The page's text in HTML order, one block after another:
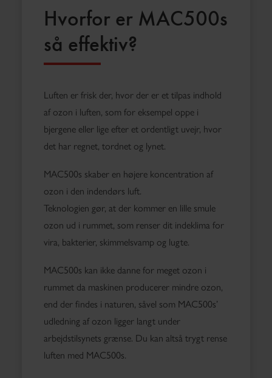
Hvorfor er MAC500s
så effektiv?
Luften er frisk der, hvor der er et tilpas indhold
af ozon i luften, som for eksempel oppe i
bjergene eller lige efter et ordentligt uvejr, hvor
det har regnet, tordnet og lynet.
MAC500s skaber en højere koncentration af
ozon i den indendørs luft.
Teknologien gør, at der kommer en lille smule
ozon ud i rummet, som renser dit indeklima for
vira, bakterier, skimmelsvamp og lugte.
MAC500s kan ikke danne for meget ozon i
rummet da maskinen producerer mindre ozon,
end der findes i naturen, såvel som MAC500s’
udledning af ozon ligger langt under
arbejdstilsynets grænse. Du kan altså trygt rense
luften med MAC500s.